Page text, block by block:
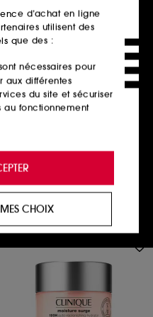
d’achat en ligne
utilisent des
que des :
nécessaires pour
aux différentes
du site et sécuriser
au fonctionnement
être désactivés.
enrichie et
des
contenus qui
adaptées à
et publicité :
du contenu susceptible
y compris sur des
sociaux, sur la base
consultées, de votre
MES CHOIX